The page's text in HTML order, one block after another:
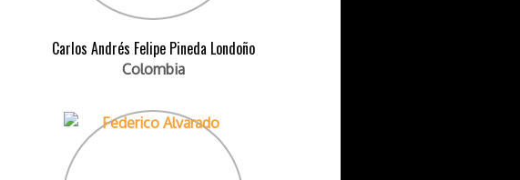
Carlos Andrés Felipe Pineda Londoño
Colombia